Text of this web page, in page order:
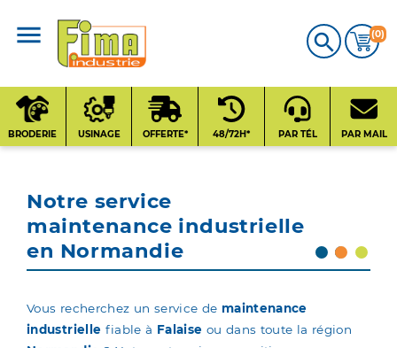
 (0)
CATALOGUE
PRODUITS
Contact
BRODERIE USINAGE OFFERTE* 48/72H* PAR TÉL PAR MAIL
Notre service
maintenance industrielle
en Normandie
Vous recherchez un service de maintenance
industrielle fiable à Falaise ou dans toute la région